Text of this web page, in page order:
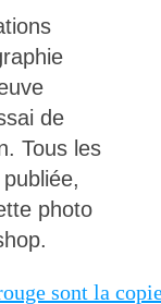
de
Tous les
photo